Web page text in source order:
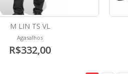
M LIN TS VL
Agasalhos
R$332,00